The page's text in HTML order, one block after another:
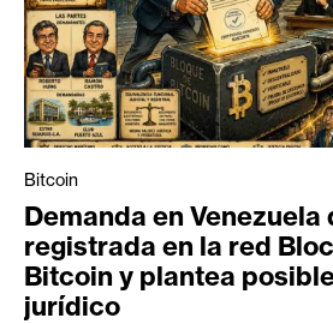
Bitcoin
Demanda en Venezuela
registrada en la red
Bitcoin y plantea
jurídico